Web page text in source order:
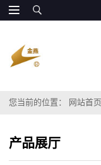
您当前的位置： 网站首页
产品展厅